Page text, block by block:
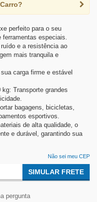
perfeito para o seu
especiais.
e a resistência ao
mais tranquila e
carga firme e estável
Transporte grandes
bagagens, bicicletas,
esportivos.
de alta qualidade, o
e durável, garantindo sua
Não sei meu CEP
SIMULAR FRETE
pergunta